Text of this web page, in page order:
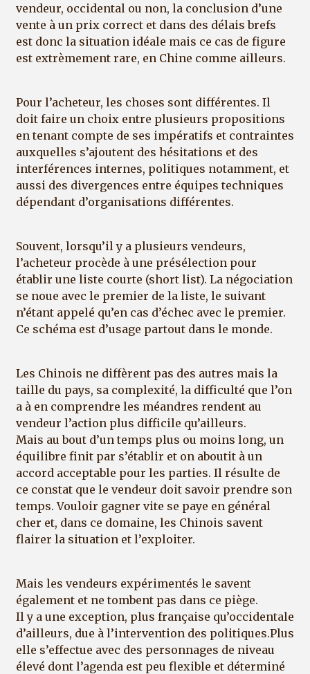
vendeur, occidental ou non, la conclusion d’une
vente à un prix correct et dans des délais brefs
est donc la situation idéale mais ce cas de figure
est extrèmement rare, en Chine comme ailleurs.
Pour l’acheteur, les choses sont différentes. Il
doit faire un choix entre plusieurs propositions
en tenant compte de ses impératifs et contraintes
auxquelles s’ajoutent des hésitations et des
interférences internes, politiques notamment, et
aussi des divergences entre équipes techniques
dépendant d’organisations différentes.
Souvent, lorsqu’il y a plusieurs vendeurs,
l’acheteur procède à une présélection pour
établir une liste courte (short list). La négociation
se noue avec le premier de la liste, le suivant
n’étant appelé qu’en cas d’échec avec le premier.
Ce schéma est d’usage partout dans le monde.
Les Chinois ne diffèrent pas des autres mais la
taille du pays, sa complexité, la difficulté que l’on
a à en comprendre les méandres rendent au
vendeur l’action plus difficile qu’ailleurs.
Mais au bout d’un temps plus ou moins long, un
équilibre finit par s’établir et on aboutit à un
accord acceptable pour les parties. Il résulte de
ce constat que le vendeur doit savoir prendre son
temps. Vouloir gagner vite se paye en général
cher et, dans ce domaine, les Chinois savent
flairer la situation et l’exploiter.
Mais les vendeurs expérimentés le savent
également et ne tombent pas dans ce piège.
Il y a une exception, plus française qu’occidentale
d’ailleurs, due à l’intervention des politiques.Plus
elle s’effectue avec des personnages de niveau
élevé dont l’agenda est peu flexible et déterminé